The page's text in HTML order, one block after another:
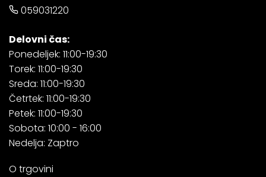
059031220
Delovni čas:
Ponedeljek: 11:00-19:30
Torek: 11:00-19:30
Sreda: 11:00-19:30
Četrtek: 11:00-19:30
Petek: 11:00-19:30
Sobota: 10:00 - 16:00
Nedelja: Zaptro
O trgovini